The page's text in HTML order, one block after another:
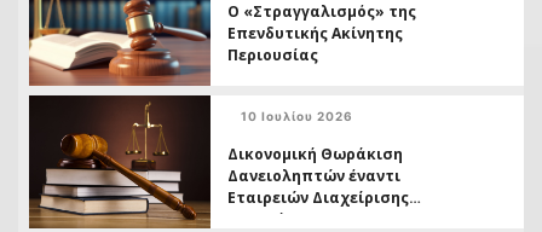
Ο «Στραγγαλισμός» της
Επενδυτικής Ακίνητης
Περιουσίας
10 Ιουλίου 2026
Δικονομική Θωράκιση
Δανειοληπτών έναντι
Εταιρειών Διαχείρισης
Απαιτήσεων